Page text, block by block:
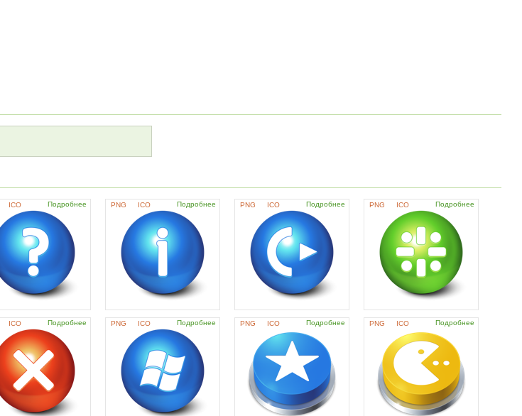
ICO Подробнее PNG ICO Подробнее PNG ICO Подробнее PNG ICO Подробнее
ICO Подробнее PNG ICO Подробнее PNG ICO Подробнее PNG ICO Подробнее